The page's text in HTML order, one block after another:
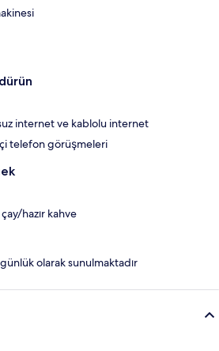
internet ve kablolu internet
telefon görüşmeleri
hazır kahve
olarak sunulmaktadır